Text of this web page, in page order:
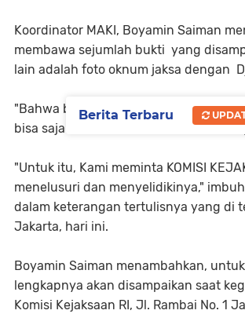
Koordinator MAKI, Boyamin Saiman
membawa sejumlah bukti yang
lain adalah foto oknum jaksa dengan
"Bahwa bukti foto baru bersifat
bisa saja asli atau hasil editan," kata
"Untuk itu, Kami meminta KOMISI
menelusuri dan menyelidikinya,"
dalam keterangan tertulisnya yang di
Jakarta, hari ini.
Boyamin Saiman menambahkan,
lengkapnya akan disampaikan saat
Komisi Kejaksaan RI, Jl. Rambai No. 1
Berita Terbaru